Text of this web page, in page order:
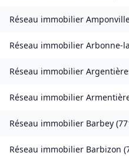
Réseau immobilier
Réseau immobilier Arbonne-
Réseau immobilier
Réseau immobilier
Réseau immobilier Barbey (
Réseau immobilier Barbizon (